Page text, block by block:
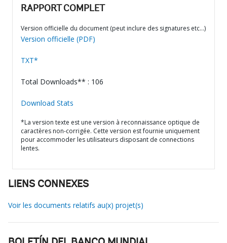
RAPPORT COMPLET
Version officielle du document (peut inclure des signatures etc…)
Version officielle (PDF)
TXT*
Total Downloads** : 106
Download Stats
*La version texte est une version à reconnaissance optique de
caractères non-corrigée. Cette version est fournie uniquement
pour accommoder les utilisateurs disposant de connections
lentes.
LIENS CONNEXES
Voir les documents relatifs au(x) projet(s)